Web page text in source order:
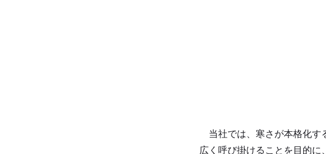
当社では、寒さが本格化す
広く呼び掛けることを目的